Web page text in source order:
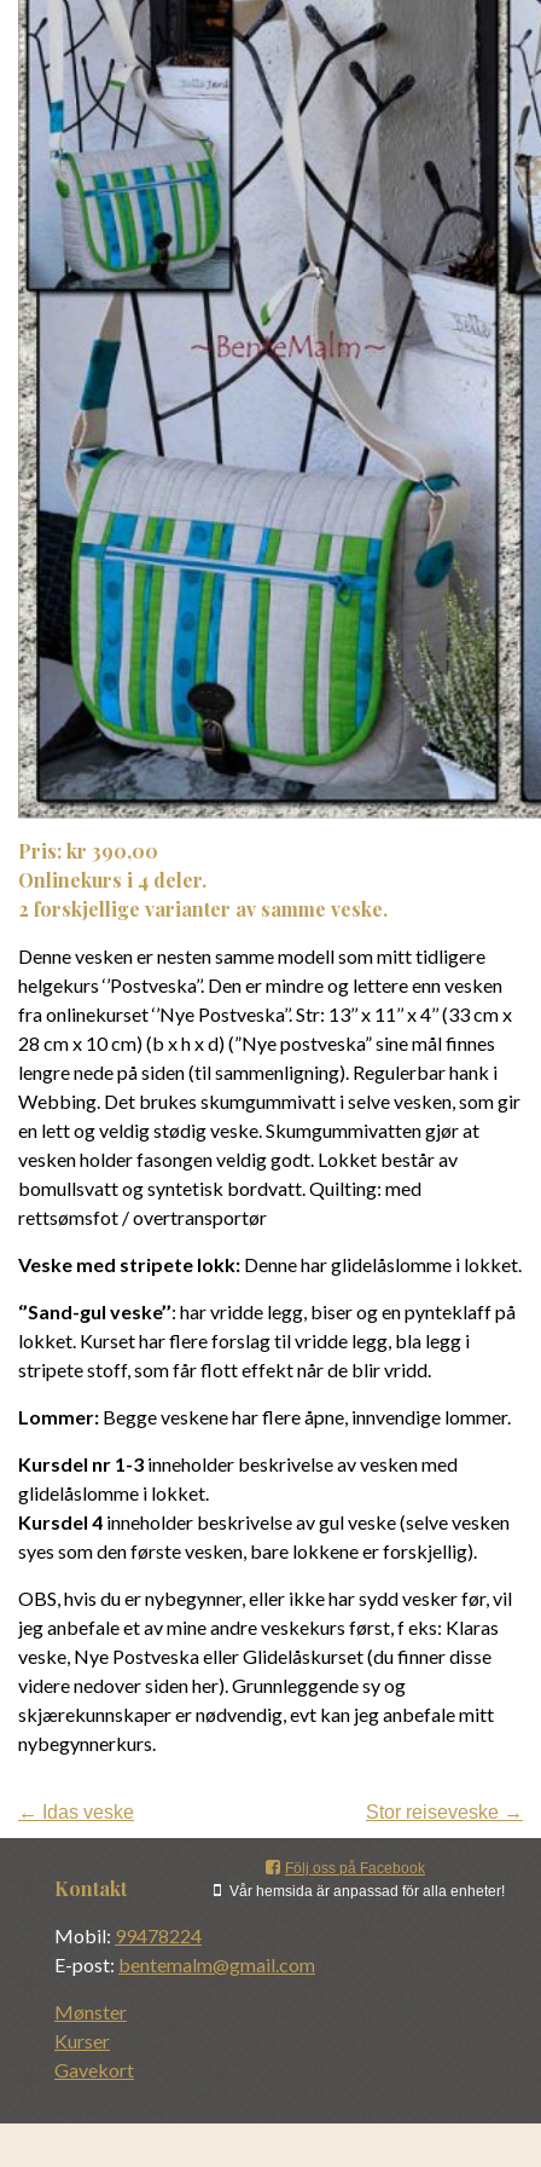
Pris: kr 390,00
Onlinekurs i 4 deler.
2 forskjellige varianter av samme veske.
Denne vesken er nesten samme modell som mitt tidligere
helgekurs ‘’Postveska’’. Den er mindre og lettere enn vesken
fra onlinekurset ‘’Nye Postveska’’. Str: 13’’ x 11’’ x 4’’ (33 cm x
28 cm x 10 cm) (b x h x d) (”Nye postveska” sine mål finnes
lengre nede på siden (til sammenligning). Regulerbar hank i
Webbing. Det brukes skumgummivatt i selve vesken, som gir
en lett og veldig stødig veske. Skumgummivatten gjør at
vesken holder fasongen veldig godt. Lokket består av
bomullsvatt og syntetisk bordvatt. Quilting: med
rettsømsfot / overtransportør
Veske med stripete lokk: Denne har glidelåslomme i lokket.
‘’Sand-gul veske’’: har vridde legg, biser og en pynteklaff på
lokket. Kurset har flere forslag til vridde legg, bla legg i
stripete stoff, som får flott effekt når de blir vridd.
Lommer: Begge veskene har flere åpne, innvendige lommer.
Kursdel nr 1-3 inneholder beskrivelse av vesken med
glidelåslomme i lokket.
Kursdel 4 inneholder beskrivelse av gul veske (selve vesken
syes som den første vesken, bare lokkene er forskjellig).
OBS, hvis du er nybegynner, eller ikke har sydd vesker før, vil
jeg anbefale et av mine andre veskekurs først, f eks: Klaras
veske, Nye Postveska eller Glidelåskurset (du finner disse
videre nedover siden her). Grunnleggende sy og
skjærekunnskaper er nødvendig, evt kan jeg anbefale mitt
nybegynnerkurs.
← Idas veske Stor reiseveske →
Kontakt
Mobil: 99478224
E-post: bentemalm@gmail.com
Mønster
Kurser
Gavekort
Följ oss på Facebook
Vår hemsida är anpassad för alla enheter!